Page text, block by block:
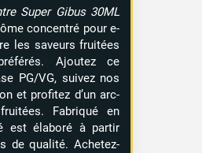
Super Gibus 30ML
concentré pour e-
les saveurs fruitées
Ajoutez ce
PG/VG, suivez nos
et profitez d’un arc-
Fabriqué en
est élaboré à partir
de qualité. Achetez-